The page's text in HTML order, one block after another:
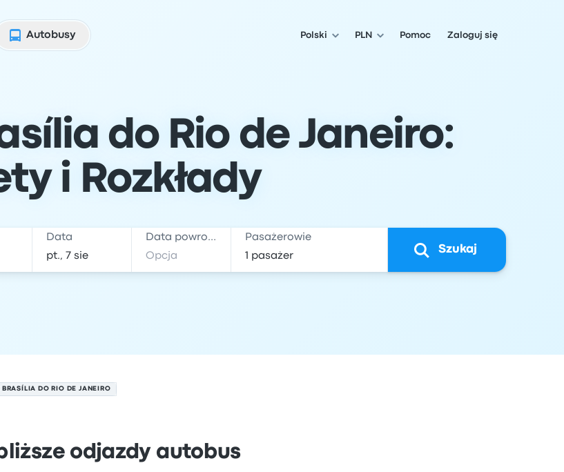
Autobusy
Polski PLN Pomoc Zaloguj się
do Rio de Janeiro:
i Rozkłady
Data Data powrotu Pasażerowie
Szukaj
DO RIO DE JANEIRO
odjazdy autobus